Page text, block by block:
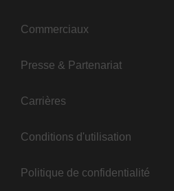
Commerciaux
Presse & Partenariat
Carrières
Conditions d'utilisation
Politique de confidentialité